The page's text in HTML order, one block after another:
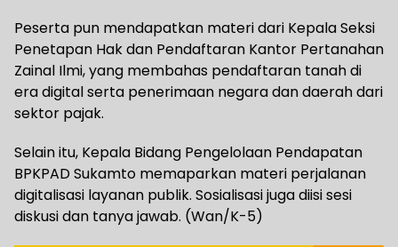
Peserta pun mendapatkan materi dari Kepala Seksi
Penetapan Hak dan Pendaftaran Kantor Pertanahan
Zainal Ilmi, yang membahas pendaftaran tanah di
era digital serta penerimaan negara dan daerah dari
sektor pajak.
Selain itu, Kepala Bidang Pengelolaan Pendapatan
BPKPAD Sukamto memaparkan materi perjalanan
digitalisasi layanan publik. Sosialisasi juga diisi sesi
diskusi dan tanya jawab. (Wan/K-5)